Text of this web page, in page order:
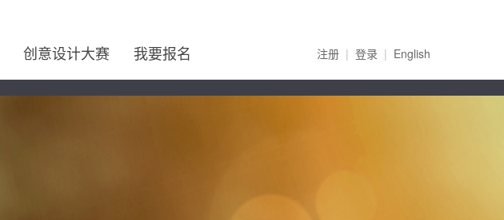
创意设计大赛 我要报名 注册 | 登录 | English